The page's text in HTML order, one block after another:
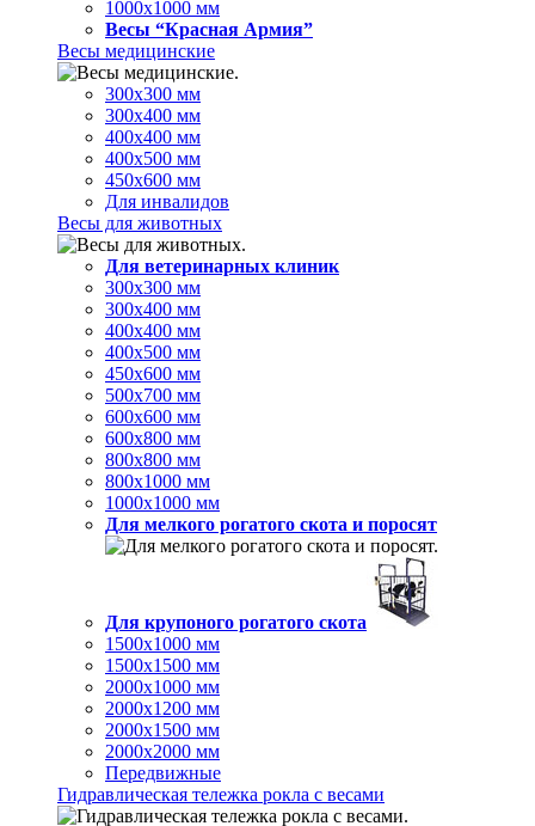
1000х1000 мм
Весы “Красная Армия”
Весы медицинские
300х300 мм
300х400 мм
400х400 мм
400х500 мм
450х600 мм
Для инвалидов
Весы для животных
Для ветеринарных клиник
300х300 мм
300х400 мм
400х400 мм
400х500 мм
450х600 мм
500х700 мм
600х600 мм
600х800 мм
800х800 мм
800х1000 мм
1000х1000 мм
Для мелкого рогатого скота и поросят
Для крупоного рогатого скота
1500х1000 мм
1500х1500 мм
2000х1000 мм
2000х1200 мм
2000х1500 мм
2000х2000 мм
Передвижные
Гидравлическая тележка рокла с весами